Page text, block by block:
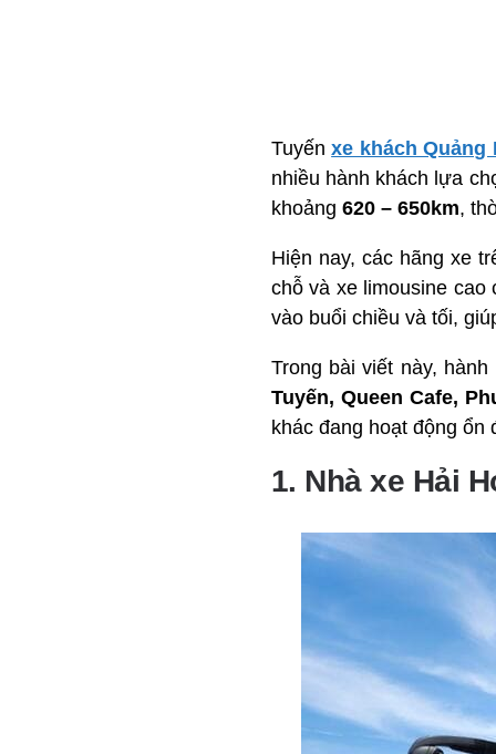
Tuyếnxe khách Quảng
nhiều hành khách lựa
khoảng 620 – 650km,
Hiện nay, các hãng xe
chỗ và xe limousine
vào buổi chiều và tối,
Trong bài viết này,
Tuyến, Queen Cafe,
khác đang hoạt động ổn
1. Nhà xe Hải